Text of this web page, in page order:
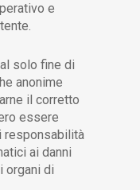
e
solo fine di
anonime
il corretto
essere
responsabilità
ai danni
organi di